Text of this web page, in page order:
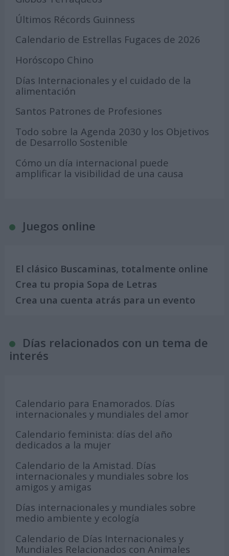
Últimos Récords Guinness
Calendario de Estrellas Fugaces de 2026
Horóscopo Chino
Días Internacionales y el cuidado de la
alimentación
Santos Patrones de Profesiones
Todo sobre la Agenda 2030 y los Objetivos
de Desarrollo Sostenible
Cómo un día internacional puede
amplificar la visibilidad de una causa
Juegos online
El clásico Buscaminas, totalmente online
Crea tu propia Sopa de Letras
Crea una cuenta atrás para un evento
Días relacionados con un tema de
interés
Calendario para Enamorados. Días
internacionales y mundiales del amor
Calendario feminista: días del año
dedicados a la mujer
Calendario de la Amistad. Días
internacionales y mundiales sobre los
amigos y amigas
Días internacionales y mundiales sobre
medio ambiente y ecología
Calendario de Días Internacionales y
Mundiales Relacionados con Animales